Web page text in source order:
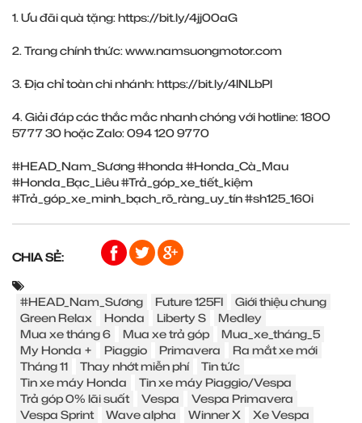
1. Ưu đãi quà tặng:https://bit.ly/4jj00aG
2. Trang chính thức:www.namsuongmotor.com
3. Địa chỉ toàn chi nhánh:https://bit.ly/4lNLbPl
4. Giải đáp các thắc mắc nhanh chóng với hotline: 1800
5777 30 hoặc Zalo: 094 120 9770
#HEAD_Nam_Sương#honda #Honda_Cà_Mau
#Honda_Bạc_Liêu#Trả_góp_xe_tiết_kiệm
#Trả_góp_xe_minh_bạch_rõ_ràng_uy_tín#sh125_160i
CHIA SẺ:
#HEAD_Nam_Sương Future 125FI
Giới thiệu chung
Green Relax
Honda Liberty S
Medley
Mua xe tháng 6
Mua xe trả góp
Mua_xe_tháng_5
My Honda +
Piaggio Primavera
Ra mắt xe mới
Tháng 11
Thay nhớt miễn phí
Tin tức
Tin xe máy Honda
Tin xe máy Piaggio/Vespa
Trả góp 0% lãi suất
Vespa
Vespa Primavera
Vespa Sprint
Wave alpha Winner X Xe Vespa